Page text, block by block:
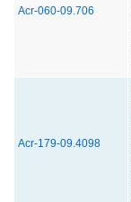
Acr-060-09.706
Acr-179-09.4098